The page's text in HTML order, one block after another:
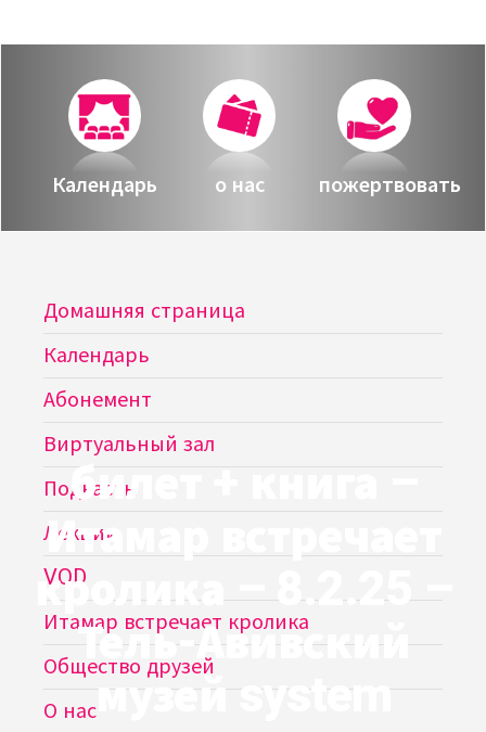
Политика сайта
билет + книга –
Итамар встречает
кролика – 8.2.25 –
Тель-Авивский
музей system
Календарь о нас пожертвовать
Домашняя страница
Календарь
Абонемент
Виртуальный зал
Подкасты
Лекции
VOD
Итамар встречает кролика
Общество друзей
О нас